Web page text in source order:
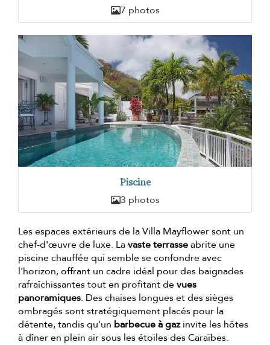
7 photos
Piscine
3 photos
Les espaces extérieurs de la Villa Mayflower sont un
chef-d'œuvre de luxe. Lavaste terrasseabrite une
piscine chauffée qui semble se confondre avec
l'horizon, offrant un cadre idéal pour des baignades
rafraîchissantes tout en profitant devues
panoramiques. Des chaises longues et des sièges
ombragés sont stratégiquement placés pour la
détente, tandis qu'un barbecue à gazinvite les hôtes
à dîner en plein air sous les étoiles des Caraïbes.